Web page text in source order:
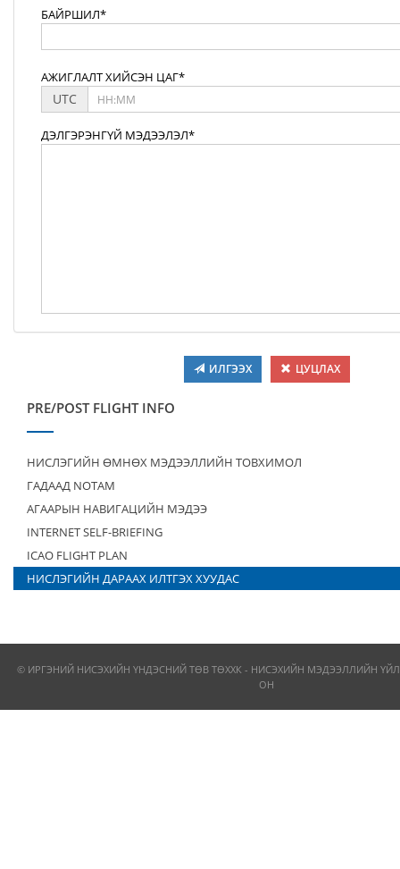
БАЙРШИЛ*
АЖИГЛАЛТ ХИЙСЭН ЦАГ*
UTC
ДЭЛГЭРЭНГҮЙ МЭДЭЭЛЭЛ*
ИЛГЭЭХ ЦУЦЛАХ
PRE/POST FLIGHT INFO
НИСЛЭГИЙН ӨМНӨХ МЭДЭЭЛЛИЙН ТОВХИМОЛ
ГАДААД NOTAM
АГААРЫН НАВИГАЦИЙН МЭДЭЭ
INTERNET SELF-BRIEFING
ICAO FLIGHT PLAN
НИСЛЭГИЙН ДАРААХ ИЛТГЭХ ХУУДАС
© ИРГЭНИЙ НИСЭХИЙН ҮНДЭСНИЙ ТӨВ ТӨХХК - НИСЭХИЙН МЭДЭЭЛЛИЙН
ОН